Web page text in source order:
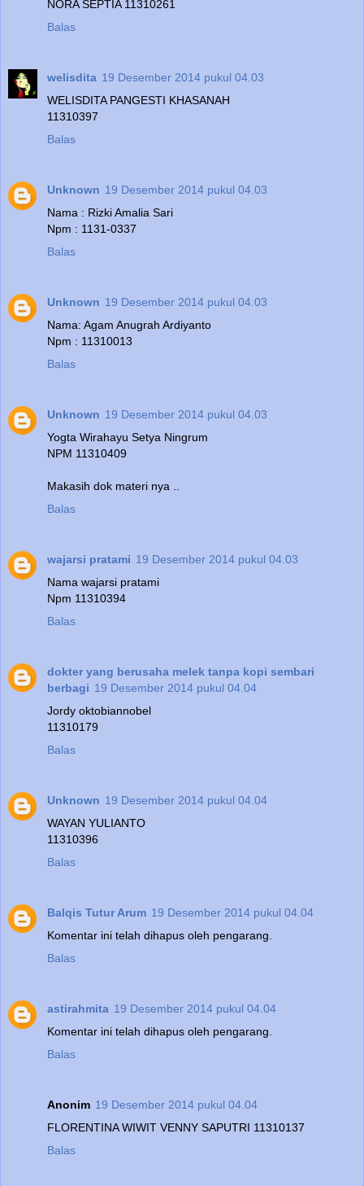
NORA SEPTIA 11310261
Balas
welisdita 19 Desember 2014 pukul 04.03
WELISDITA PANGESTI KHASANAH
11310397
Balas
Unknown 19 Desember 2014 pukul 04.03
Nama : Rizki Amalia Sari
Npm : 1131-0337
Balas
Unknown 19 Desember 2014 pukul 04.03
Nama: Agam Anugrah Ardiyanto
Npm : 11310013
Balas
Unknown 19 Desember 2014 pukul 04.03
Yogta Wirahayu Setya Ningrum
NPM 11310409
Makasih dok materi nya ..
Balas
wajarsi pratami 19 Desember 2014 pukul 04.03
Nama wajarsi pratami
Npm 11310394
Balas
dokter yang berusaha melek tanpa kopi sembari
berbagi 19 Desember 2014 pukul 04.04
Jordy oktobiannobel
11310179
Balas
Unknown 19 Desember 2014 pukul 04.04
WAYAN YULIANTO
11310396
Balas
Balqis Tutur Arum 19 Desember 2014 pukul 04.04
Komentar ini telah dihapus oleh pengarang.
Balas
astirahmita 19 Desember 2014 pukul 04.04
Komentar ini telah dihapus oleh pengarang.
Balas
Anonim 19 Desember 2014 pukul 04.04
FLORENTINA WIWIT VENNY SAPUTRI 11310137
Balas